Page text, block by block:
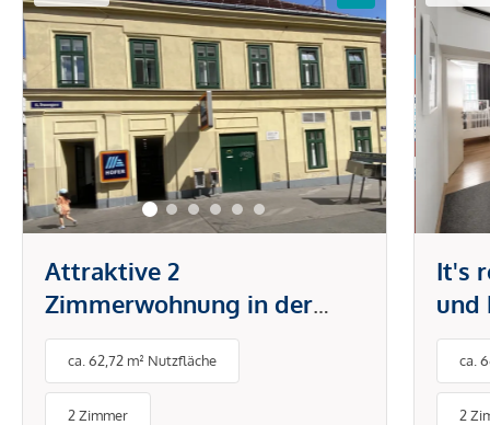
Attraktive 2
Zimmerwohnung in der
Brunnengasse
ca. 62,72 m² Nutzfläche
2 Zimmer
It's
und
&
ca.
2